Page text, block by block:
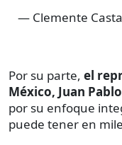
— Clemente
Por su parte, el
México, Juan
por su enfoque
puede tener en